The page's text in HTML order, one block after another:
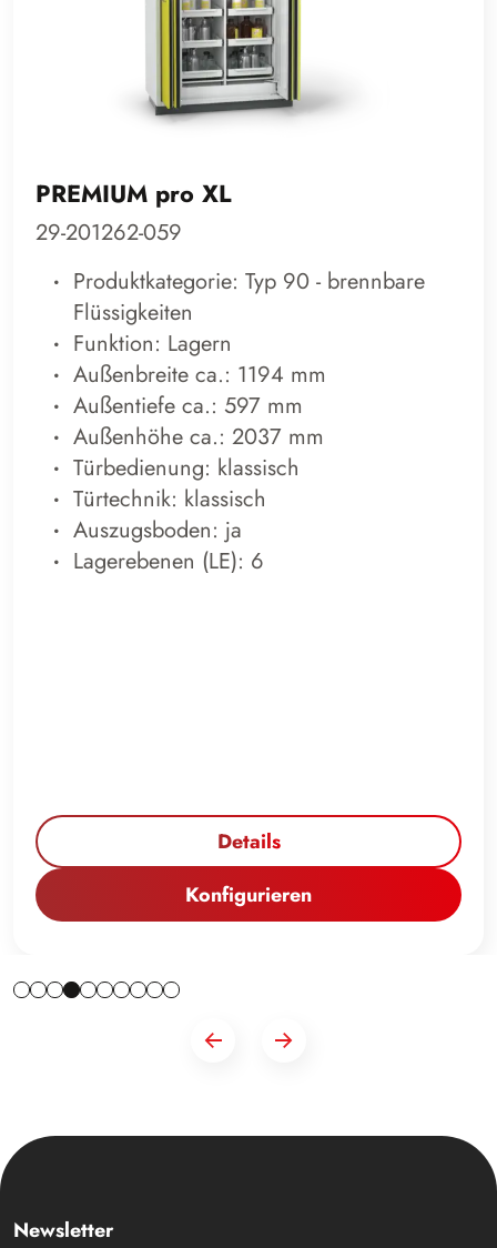
PREMIUM pro XL
29-201262-059
Produktkategorie: Typ 90 - brennbare
Flüssigkeiten
Funktion: Lagern
Außenbreite ca.: 1194 mm
Außentiefe ca.: 597 mm
Außenhöhe ca.: 2037 mm
Türbedienung: klassisch
Türtechnik: klassisch
Auszugsboden: ja
Lagerebenen (LE): 6
Details
Konfigurieren
Newsletter